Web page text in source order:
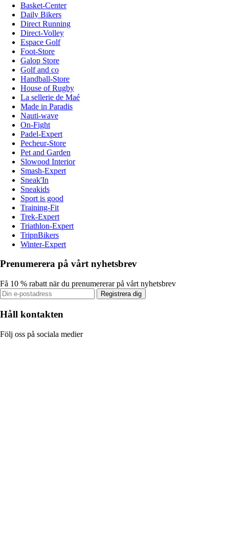
Basket-Center
Daily Bikers
Direct Running
Direct-Volley
Espace Golf
Foot-Store
Galop Store
Golf and co
Handball-Store
House of Rugby
La sellerie de Maé
Made in Paradis
Nauti-wave
On-Fight
Padel-Expert
Pecheur-Store
Pet and Garden
Slowood Interior
Smash-Expert
Sneak'In
Sneakids
Sport is good
Training-Fit
Trek-Expert
Triathlon-Expert
TripnBikers
Winter-Expert
Prenumerera på vårt nyhetsbrev
Få 10 % rabatt när du prenumererar på vårt nyhetsbrev
Registrera dig
Håll kontakten
Följ oss på sociala medier